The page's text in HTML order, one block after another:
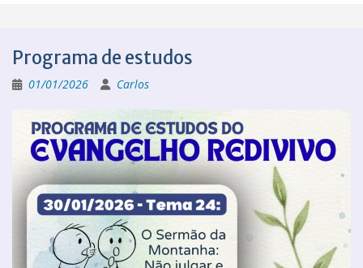
Programa de estudos
01/01/2026 Carlos